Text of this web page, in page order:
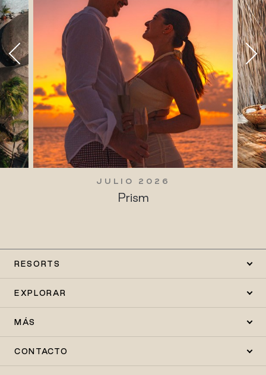
JULIO 2026
Tradiciones vivas
RESORTS
EXPLORAR
MÁS
CONTACTO